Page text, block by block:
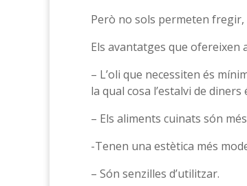
Però no sols permeten
Els avantatges que ofereixen
– L’oli que necessiten és
la qual cosa l’estalvi de
– Els aliments cuinats són
-Tenen una estètica més
– Són senzilles d’utilitzar.